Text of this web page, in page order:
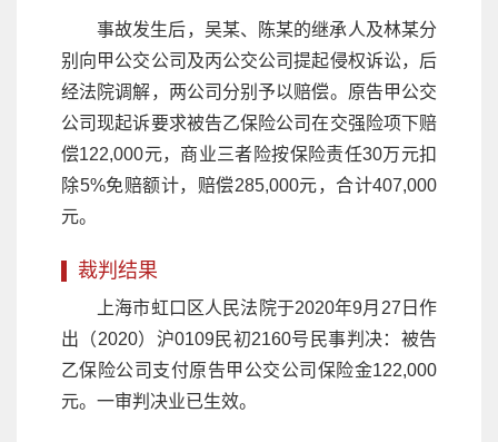
事故发生后，吴某、陈某的继承人及林某分
别向甲公交公司及丙公交公司提起侵权诉讼，后
经法院调解，两公司分别予以赔偿。原告甲公交
公司现起诉要求被告乙保险公司在交强险项下赔
偿122,000元，商业三者险按保险责任30万元扣
除5%免赔额计，赔偿285,000元，合计407,000
元。
裁判结果
上海市虹口区人民法院于2020年9月27日作
出（2020）沪0109民初2160号民事判决：被告
乙保险公司支付原告甲公交公司保险金122,000
元。一审判决业已生效。